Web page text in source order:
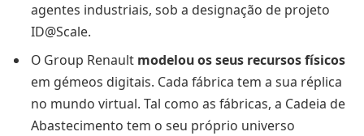
agentes industriais, sob a designação de projeto
ID@Scale.
O Group Renault modelou os seus recursos físicos
em gémeos digitais. Cada fábrica tem a sua réplica
no mundo virtual. Tal como as fábricas, a Cadeia de
Abastecimento tem o seu próprio universo